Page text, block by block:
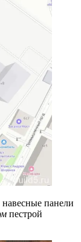
панели
пестрой